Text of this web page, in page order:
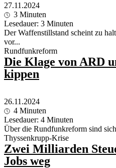
27.11.2024
3 Minuten
Lesedauer: 3 Minuten
Der Waffenstillstand scheint zu
vor...
Rundfunkreform
Die Klage von ARD
kippen
26.11.2024
4 Minuten
Lesedauer: 4 Minuten
Über die Rundfunkreform sind
Thyssenkrupp-Krise
Zwei Milliarden
Jobs weg